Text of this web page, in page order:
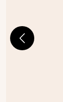
Previous